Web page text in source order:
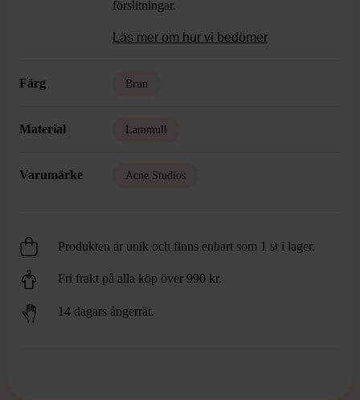
förslitningar.
Läs mer om hur vi bedömer
Färg Brun
Material Lammull
Varumärke Acne Studios
Produkten är unik och finns enbart som 1 st i lager.
Fri frakt på alla köp över 990 kr.
14 dagars ångerrät.